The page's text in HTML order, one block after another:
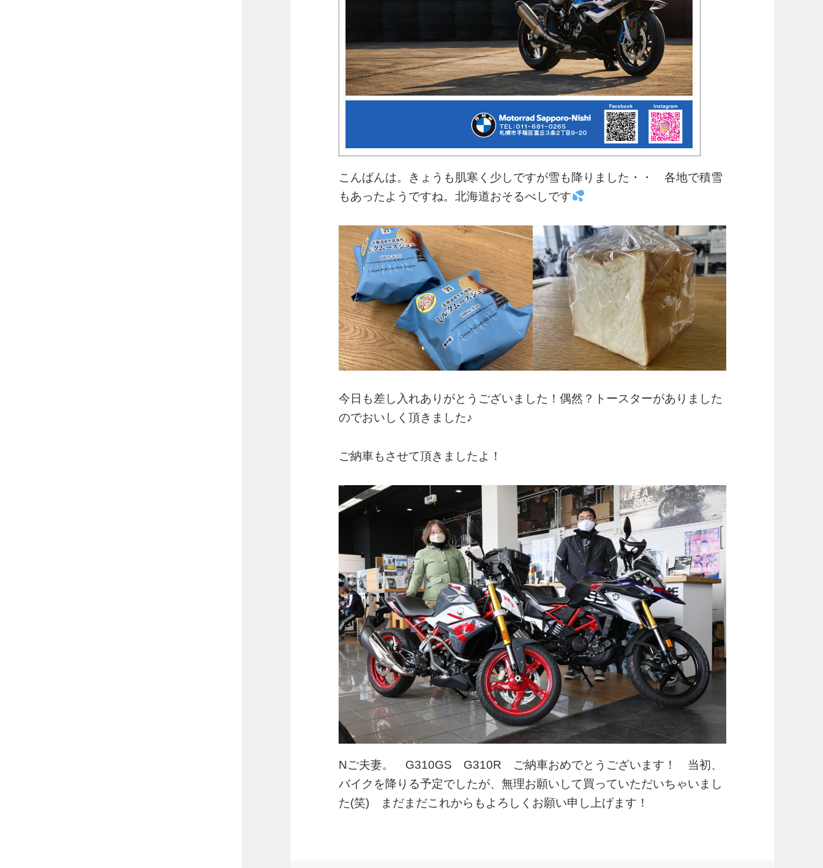
こんばんは。きょうも肌寒く少しですが雪も降りました・・ 各地で積雪
もあったようですね。北海道おそるべしです
今日も差し入れありがとうございました！偶然？トースターがありました
のでおいしく頂きました♪
ご納車もさせて頂きましたよ！
Nご夫妻。 G310GS G310R ご納車おめでとうございます！ 当初、
バイクを降りる予定でしたが、無理お願いして買っていただいちゃいまし
た(笑) まだまだこれからもよろしくお願い申し上げます！